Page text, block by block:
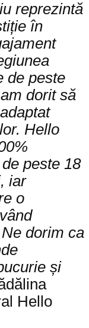
reprezintă
în
de peste
dorit să
Hello
peste 18
iar
o
dorim ca
și
Hello